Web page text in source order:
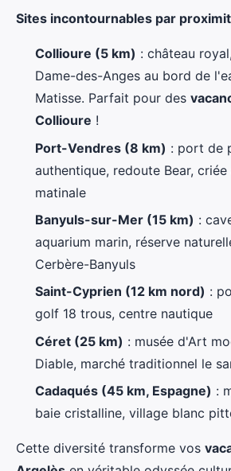
Sites incontournables par
Collioure (5 km) : château
Dame-des-Anges au bord de
Matisse. Parfait pour des
Collioure !
Port-Vendres (8 km) : port de
authentique, redoute Bear,
matinale
Banyuls-sur-Mer (15 km) :
aquarium marin, réserve
Cerbère-Banyuls
Saint-Cyprien (12 km nord) :
golf 18 trous, centre nautique
Céret (25 km) : musée d'Art
Diable, marché traditionnel le
Cadaqués (45 km, Espagne) :
baie cristalline, village blanc
Cette diversité transforme vos